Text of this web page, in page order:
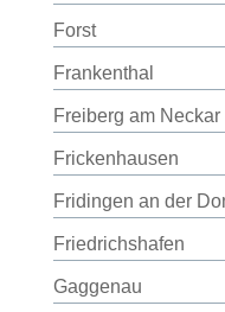
Forst
Frankenthal
Freiberg am Neckar
Frickenhausen
Fridingen an der
Friedrichshafen
Gaggenau